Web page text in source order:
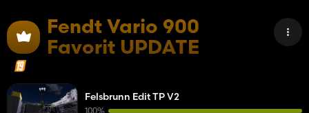
Fendt Vario 900
Favorit UPDATE
Felsbrunn Edit TP V2
100%